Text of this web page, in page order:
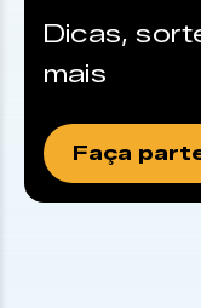
Dicas,
mais
Faça